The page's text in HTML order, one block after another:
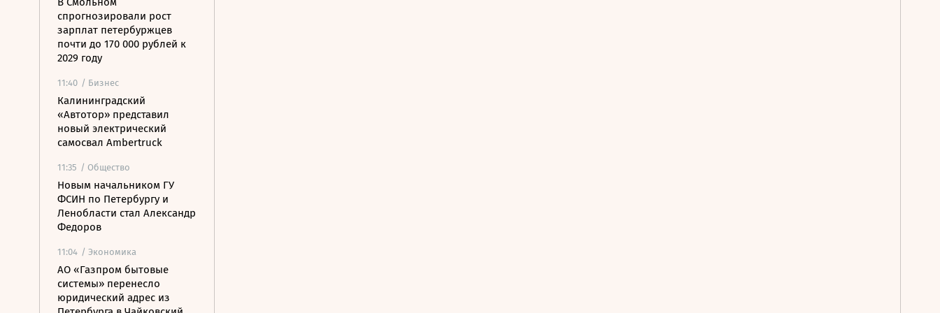
спрогнозировали рост
зарплат петербуржцев
почти до 170 000 рублей к
2029 году
11:40 / Бизнес
Калининградский
«Автотор» представил
новый электрический
самосвал Ambertruck
11:35 / Общество
Новым начальником ГУ
ФСИН по Петербургу и
Ленобласти стал Александр
Федоров
11:04 / Экономика
АО «Газпром бытовые
системы» перенесло
юридический адрес из